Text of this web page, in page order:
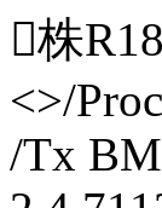
株
<>/
/Tx